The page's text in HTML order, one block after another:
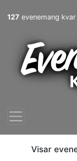
127 evenemang
Visar